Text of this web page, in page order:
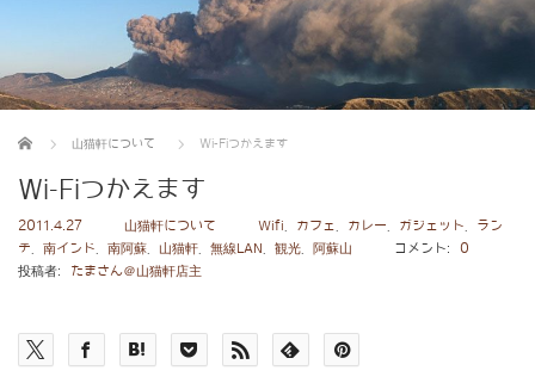
ホーム 山猫軒について Wi-Fiつかえます
Wi-Fiつかえます
2011.4.27 山猫軒について Wifi カフェ カレー ガジェット
ラン
チ
南インド 南阿蘇 山猫軒 無線LAN 観光 阿蘇山 コメント: 0
投稿者: たまさん＠山猫軒店主